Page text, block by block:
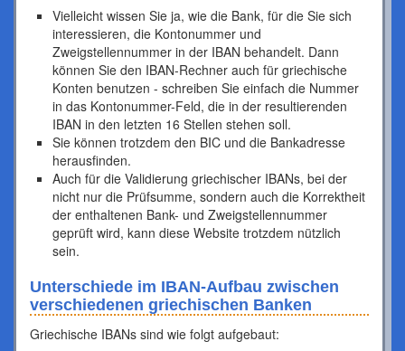
Vielleicht wissen Sie ja, wie die Bank, für die Sie sich
interessieren, die Kontonummer und
Zweigstellennummer in der IBAN behandelt. Dann
können Sie den IBAN-Rechner auch für griechische
Konten benutzen - schreiben Sie einfach die Nummer
in das Kontonummer-Feld, die in der resultierenden
IBAN in den letzten 16 Stellen stehen soll.
Sie können trotzdem den BIC und die Bankadresse
herausfinden.
Auch für die Validierung griechischer IBANs, bei der
nicht nur die Prüfsumme, sondern auch die Korrektheit
der enthaltenen Bank- und Zweigstellennummer
geprüft wird, kann diese Website trotzdem nützlich
sein.
Unterschiede im IBAN-Aufbau zwischen
verschiedenen griechischen Banken
Griechische IBANs sind wie folgt aufgebaut: